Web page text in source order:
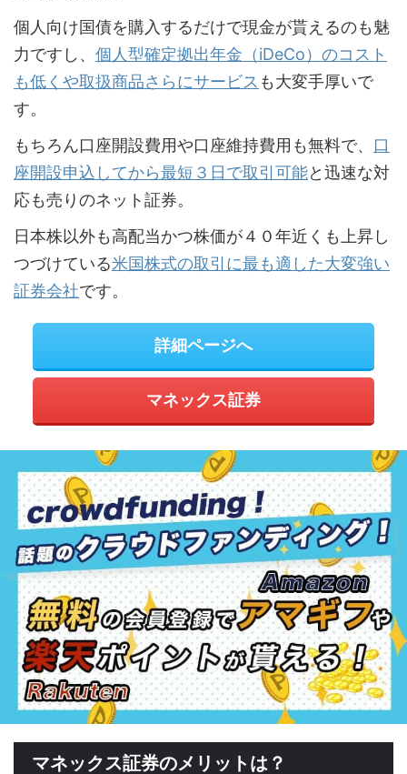
個人向け国債を購入するだけで現金が貰えるのも魅
力ですし、 個人型確定拠出年金（iDeCo）のコスト
も低くや取扱商品さらにサービス も大変手厚いで
す。
もちろん口座開設費用や口座維持費用も無料で、 口
座開設申込してから最短３日で取引可能と迅速な対
応も売りのネット証券。
日本株以外も高配当かつ株価が４０年近くも上昇し
つづけている米国株式の取引に最も適した大変強い
証券会社です。
詳細ページへ
マネックス証券
マネックス証券のメリットは？